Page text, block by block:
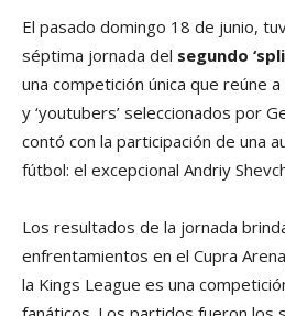
El pasado domingo 18 de junio,
séptima jornada del segundo
una competición única que reúne
y ‘youtubers’ seleccionados por
contó con la participación de una
fútbol: el excepcional Andriy
Los resultados de la jornada
enfrentamientos en el Cupra
la Kings League es una